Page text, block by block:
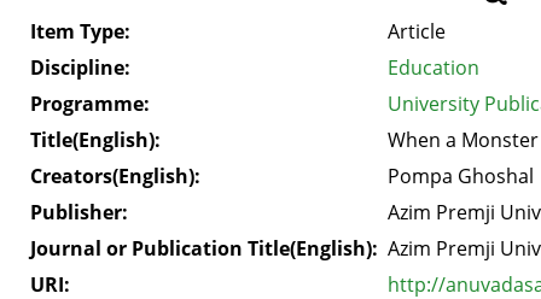
Item Type:
Article
Discipline:
Education
Programme:
University
Title(English):
When a
Creators(English):
Pompa Ghoshal
Publisher:
Azim Premji
Journal or Publication Title(English): Azim Premji
URI:
http://